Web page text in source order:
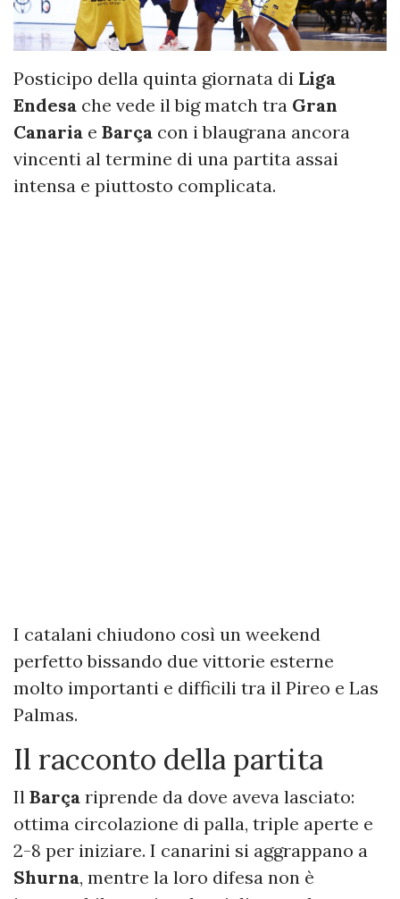
Posticipo della quinta giornata di Liga
Endesa che vede il big match tra Gran
Canaria e Barça con i blaugrana ancora
vincenti al termine di una partita assai
intensa e piuttosto complicata.
I catalani chiudono così un weekend
perfetto bissando due vittorie esterne
molto importanti e difficili tra il Pireo e Las
Palmas.
Il racconto della partita
Il Barça riprende da dove aveva lasciato:
ottima circolazione di palla, triple aperte e
2-8 per iniziare. I canarini si aggrappano a
Shurna, mentre la loro difesa non è